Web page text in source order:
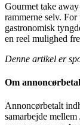
Gourmet take
rammerne selv.
gastronomisk
en reel mulighed
Denne artikel er
Om
Annoncørbetalt
samarbejde